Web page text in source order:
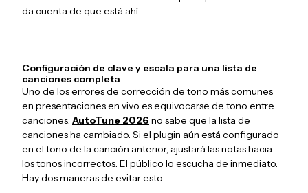
da cuenta de que está ahí.
Configuración de clave y escala para una lista de
canciones completa
Uno de los errores de corrección de tono más comunes
en presentaciones en vivo es equivocarse de tono entre
canciones. AutoTune 2026 no sabe que la lista de
canciones ha cambiado. Si el plugin aún está configurado
en el tono de la canción anterior, ajustará las notas hacia
los tonos incorrectos. El público lo escucha de inmediato.
Hay dos maneras de evitar esto.